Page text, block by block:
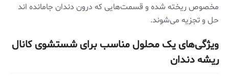
مخصوص ریخته شده و قسمت‌هایی که درون دندان جامانده اند
حل و تجزیه می‌شوند.
ویژگی‌های یک محلول مناسب برای شستشوی کانال
ریشه دندان